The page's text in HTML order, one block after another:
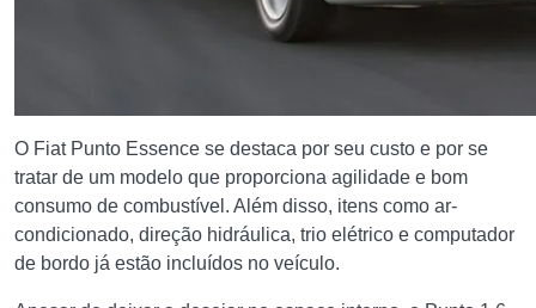
O Fiat Punto Essence se destaca por seu custo e por se
tratar de um modelo que proporciona agilidade e bom
consumo de combustível. Além disso, itens como ar-
condicionado, direção hidráulica, trio elétrico e computador
de bordo já estão incluídos no veículo.